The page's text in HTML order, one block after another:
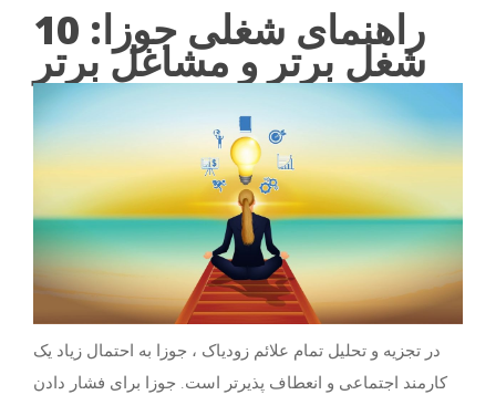
راهنمای شغلی جوزا: 10
شغل برتر و مشاغل برتر
در تجزیه و تحلیل تمام علائم زودیاک ، جوزا به احتمال زیاد یک
کارمند اجتماعی و انعطاف پذیرتر است. جوزا برای فشار دادن